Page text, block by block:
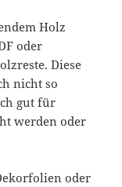
Holz
oder
Diese
nicht so
gut für
werden oder
oder